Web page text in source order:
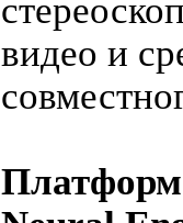
видео и